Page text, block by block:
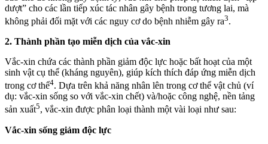
dượt” cho các lần tiếp xúc tác nhân gây bệnh trong tương lai, mà
không phải đối mặt với các nguy cơ do bệnh nhiễm gây ra3.
2. Thành phần tạo miễn dịch của vắc-xin
Vắc-xin chứa các thành phần giảm độc lực hoặc bất hoạt của một
sinh vật cụ thể (kháng nguyên), giúp kích thích đáp ứng miễn dịch
trong cơ thể4. Dựa trên khả năng nhân lên trong cơ thể vật chủ (ví
dụ: vắc-xin sống so với vắc-xin chết) và/hoặc công nghệ, nền tảng
sản xuất5, vắc-xin được phân loại thành một vài loại như sau:
Vắc-xin sống giảm độc lực